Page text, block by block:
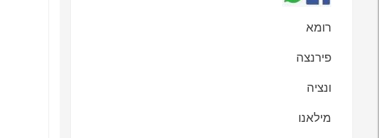
רומא
פירנצה
ונציה
מילאנו